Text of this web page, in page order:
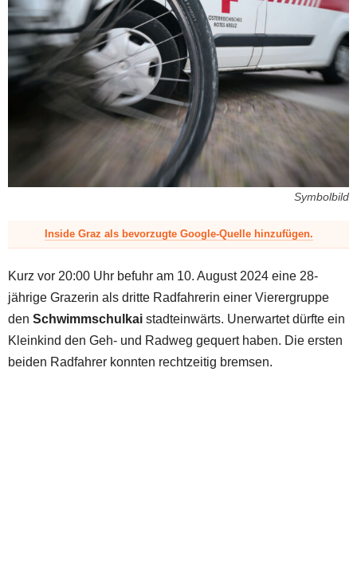
Symbolbild
Inside Graz als bevorzugte Google-Quelle hinzufügen.
Kurz vor 20:00 Uhr befuhr am 10. August 2024 eine 28-
jährige Grazerin als dritte Radfahrerin einer Vierergruppe
den Schwimmschulkai stadteinwärts. Unerwartet dürfte ein
Kleinkind den Geh- und Radweg gequert haben. Die ersten
beiden Radfahrer konnten rechtzeitig bremsen.